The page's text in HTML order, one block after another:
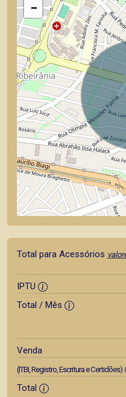
−
Total para Acessórios
IPTU
Total / Mês
Venda
(ITBI, Registro, Escritura e Certidões)
Total